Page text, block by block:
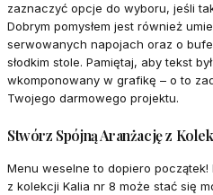
zaznaczyć opcje do wyboru, jeśli
Dobrym pomysłem jest również
serwowanych napojach oraz o
słodkim stole. Pamiętaj, aby tekst
wkomponowany w grafikę – o to
Twojego darmowego projektu.
Stwórz Spójną Aranżację z
Menu weselne to dopiero
z kolekcji Kalia nr 8 może stać się